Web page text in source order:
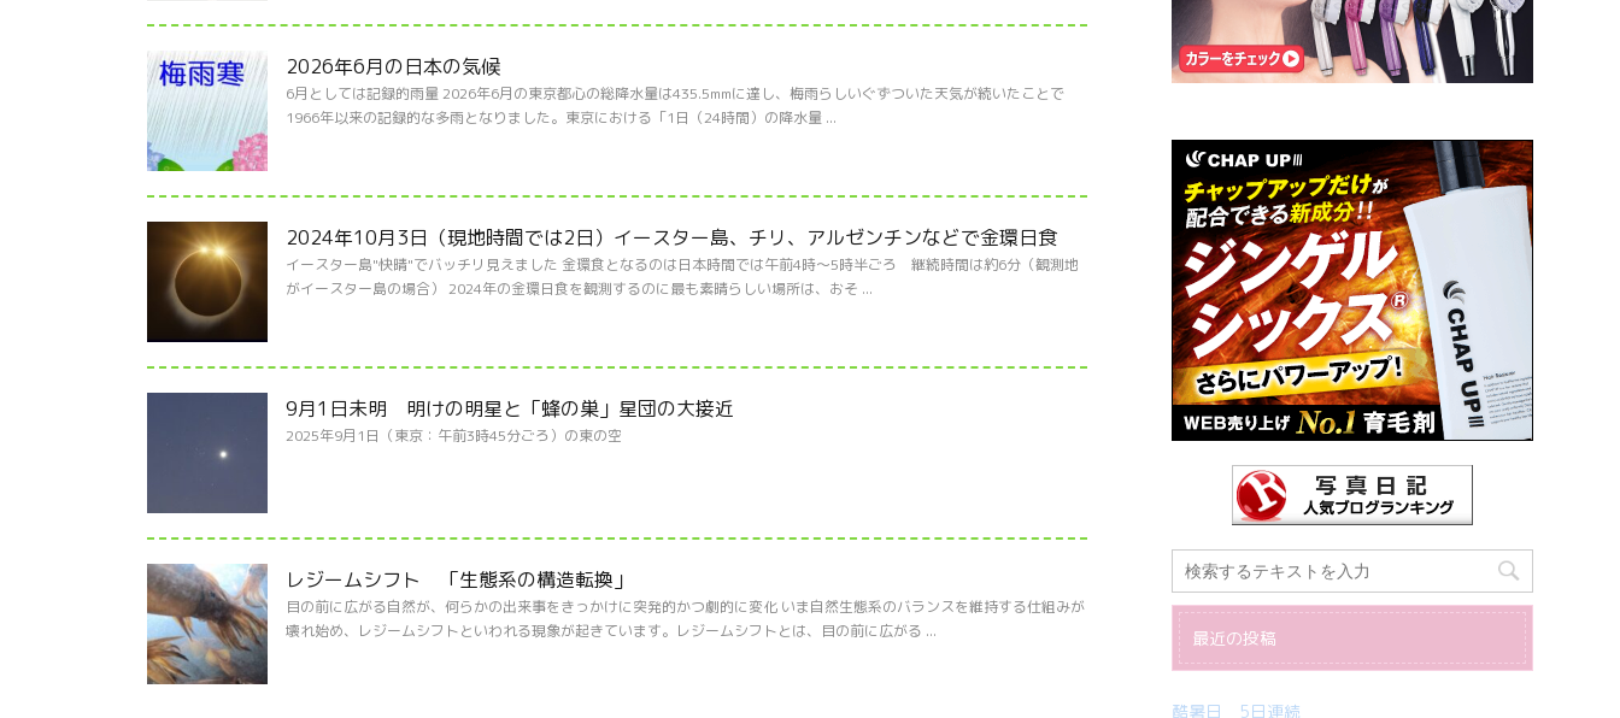
2026年6月の日本の気候
6月としては記録的雨量 2026年6月の東京都心の総降水量は435.5mmに達し、梅雨らしいぐずついた天気が続いたことで
1966年以来の記録的な多雨となりました。東京における「1日（24時間）の降水量 ...
2024年10月3日（現地時間では2日）イースター島、チリ、アルゼンチンなどで金環日食
イースター島"快晴"でバッチリ見えました 金環食となるのは日本時間では午前4時～5時半ごろ 継続時間は約6分（観測地
がイースター島の場合） 2024年の金環日食を観測するのに最も素晴らしい場所は、おそ ...
9月1日未明 明けの明星と「蜂の巣」星団の大接近
2025年9月1日（東京：午前3時45分ごろ）の東の空
レジームシフト 「生態系の構造転換」
目の前に広がる自然が、何らかの出来事をきっかけに突発的かつ劇的に変化 いま自然生態系のバランスを維持する仕組みが
壊れ始め、レジームシフトといわれる現象が起きています。レジームシフトとは、目の前に広がる ...
最近の投稿
酷暑日 5日連続